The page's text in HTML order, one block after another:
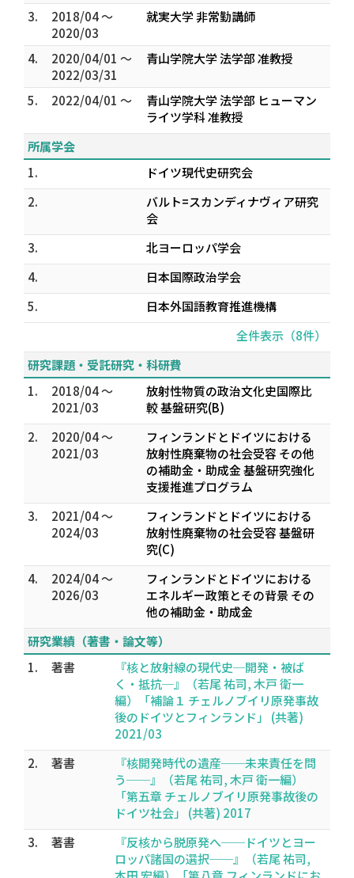
3.
2018/04 ～
2020/03
就実大学 非常勤講師
4.
2020/04/01 ～
2022/03/31
青山学院大学 法学部 准教授
5. 2022/04/01 ～
青山学院大学 法学部 ヒューマン
ライツ学科 准教授
所属学会
1.
ドイツ現代史研究会
2.
バルト=スカンディナヴィア研究
会
3.
北ヨーロッパ学会
4.
日本国際政治学会
5.
日本外国語教育推進機構
全件表示（8件）
研究課題・受託研究・科研費
1.
2018/04 ～
2021/03
放射性物質の政治文化史国際比
較 基盤研究(B)
2.
2020/04 ～
2021/03
フィンランドとドイツにおける
放射性廃棄物の社会受容 その他
の補助金・助成金 基盤研究強化
支援推進プログラム
3.
2021/04 ～
2024/03
フィンランドとドイツにおける
放射性廃棄物の社会受容 基盤研
究(C)
4.
2024/04 ～
2026/03
フィンランドとドイツにおける
エネルギー政策とその背景 その
他の補助金・助成金
研究業績（著書・論文等）
1.
著書
『核と放射線の現代史─開発・被ば
く・抵抗─』（若尾 祐司, 木戸 衛一
編）「補論１ チェルノブイリ原発事故
後のドイツとフィンランド」 (共著)
2021/03
2.
著書
『核開発時代の遺産──未来責任を問
う──』（若尾 祐司, 木戸 衛一編）
「第五章 チェルノブイリ原発事故後の
ドイツ社会」 (共著) 2017
3.
著書
『反核から脱原発へ──ドイツとヨー
ロッパ諸国の選択──』（若尾 祐司,